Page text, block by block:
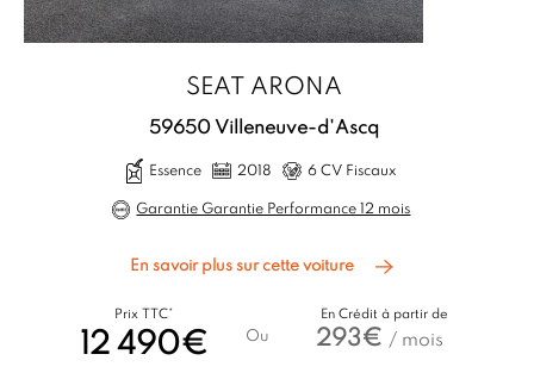
SEAT ARONA
59650 Villeneuve-d'Ascq
Essence 2018 6 CV Fiscaux
Garantie Garantie Performance 12 mois
En savoir plus sur cette voiture
Prix TTC*
12 490€ Ou
En Crédit à partir de
293€ / mois